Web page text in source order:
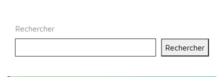
Rechercher
Rechercher